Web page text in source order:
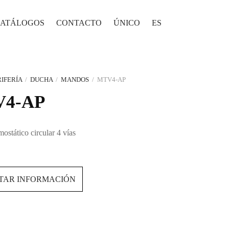
CONTACTO ÚNICO ES
/ DUCHA / MANDOS / MTV4-AP
AP
circular 4 vías
INFORMACIÓN